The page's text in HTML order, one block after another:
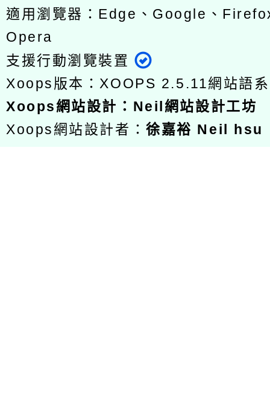
適用瀏覽器：Edge、Google、
Opera
支援行動瀏覽裝置
Xoops版本： XOOPS 2.5.11網站語
Xoops網站設計 ： Neil網站設計工坊
Xoops網站設計者：徐嘉裕 Neil hsu